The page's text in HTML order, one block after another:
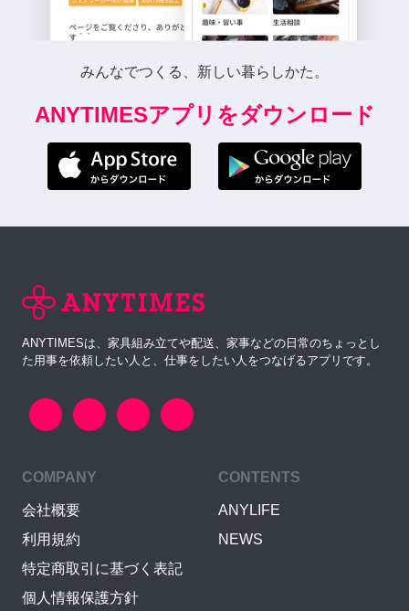
みんなでつくる、新しい暮らしかた。
ANYTIMESアプリをダウンロード
ANYTIMESは、家具組み立てや配送、家事などの日常のちょっとし
た用事を依頼したい人と、仕事をしたい人をつなげるアプリです。
COMPANY
会社概要
利用規約
特定商取引に基づく表記
個人情報保護方針
CONTENTS
ANYLIFE
NEWS